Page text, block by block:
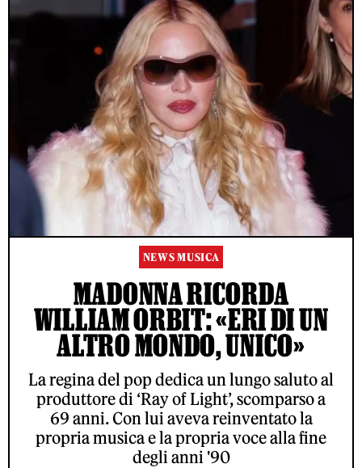
NEWS MUSICA
MADONNA RICORDA
WILLIAM ORBIT: «ERI DI UN
ALTRO MONDO, UNICO»
La regina del pop dedica un lungo saluto al
produttore di ‘Ray of Light’, scomparso a
69 anni. Con lui aveva reinventato la
propria musica e la propria voce alla fine
degli anni '90